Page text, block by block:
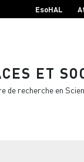
EsoHAL
ET
de recherche en